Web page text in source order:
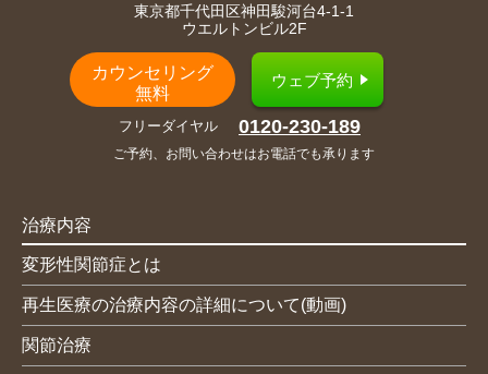
東京都千代田区神田駿河台4-1-1
ウエルトンビル2F
カウンセリング
無料
ウェブ予約
フリーダイヤル 0120-230-189
ご予約、お問い合わせはお電話でも承ります
治療内容
変形性関節症とは
再生医療の治療内容の詳細について(動画)
関節治療